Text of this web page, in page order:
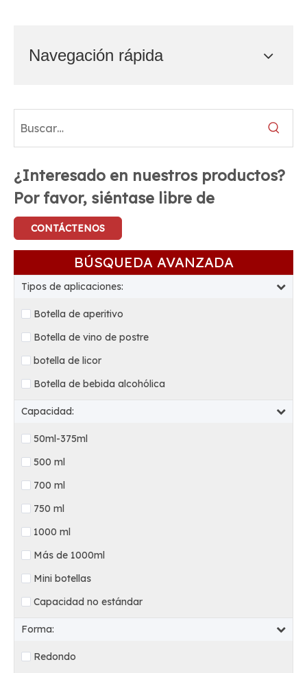
Navegación rápida
¿Interesado en nuestros productos?
Por favor, siéntase libre de
CONTÁCTENOS
BÚSQUEDA AVANZADA
Tipos de aplicaciones:
Botella de aperitivo
Botella de vino de postre
botella de licor
Botella de bebida alcohólica
Capacidad:
50ml-375ml
500 ml
700 ml
750 ml
1000 ml
Más de 1000ml
Mini botellas
Capacidad no estándar
Forma:
Redondo